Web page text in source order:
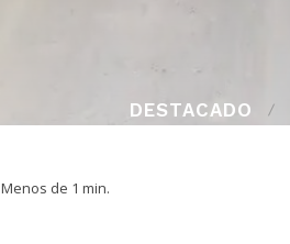
DESTACADO
Menos de 1 min.